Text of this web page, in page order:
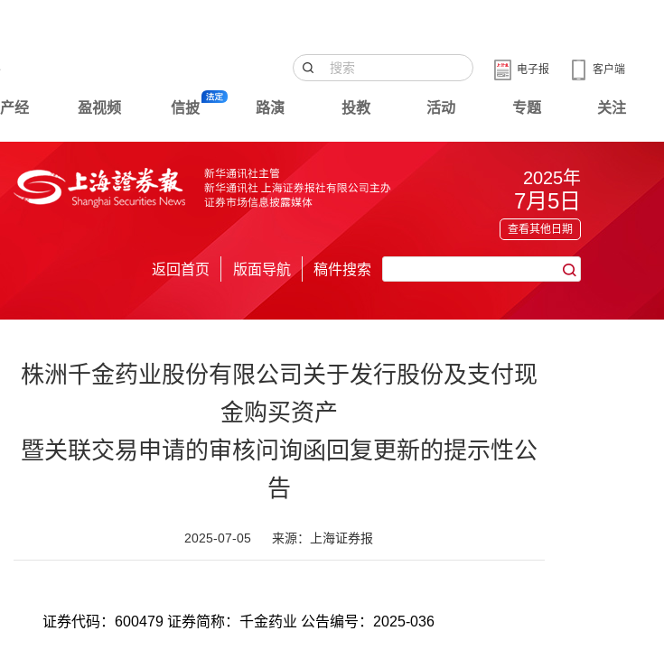
客户端
电子报
产经 盈视频 信披 路演 投教 活动 专题 关注
2025年
7月5日
查看其他日期
返回首页 版面导航 稿件搜索
株洲千金药业股份有限公司关于发行股份及支付现
金购买资产
暨关联交易申请的审核问询函回复更新的提示性公
告
2025-07-05 来源：上海证券报
证券代码：600479 证券简称：千金药业 公告编号：2025-036